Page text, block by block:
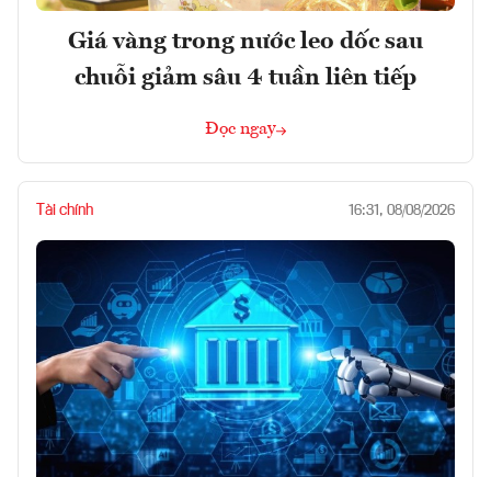
Giá vàng trong nước leo dốc sau
chuỗi giảm sâu 4 tuần liên tiếp
Đọc ngay
Tài chính 16:31, 08/08/2026